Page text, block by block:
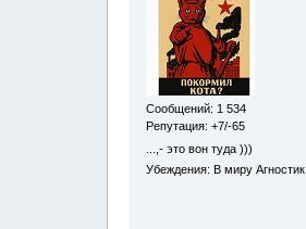
Сообщений: 1 534
Репутация: +7/-65
...,- это вон туда )))
Убеждения: В миру Агностик